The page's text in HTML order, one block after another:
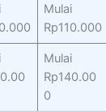
Mulai
Rp110.000
Mulai
Rp140.00
0